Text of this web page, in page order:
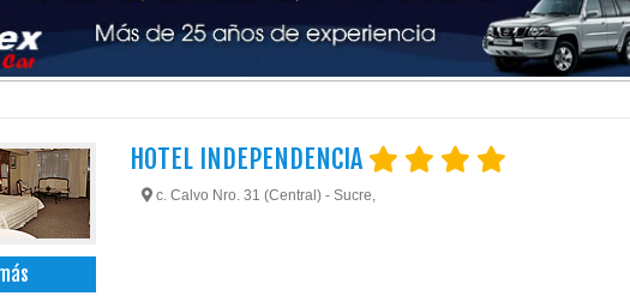
HOTEL INDEPENDENCIA
c. Calvo Nro. 31 (Central) - Sucre,